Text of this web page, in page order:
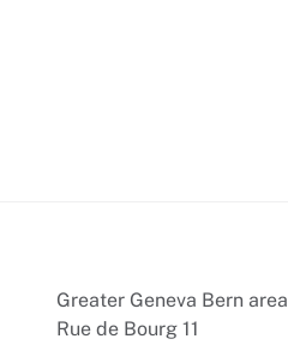
Greater Geneva Bern area
Rue de Bourg 11